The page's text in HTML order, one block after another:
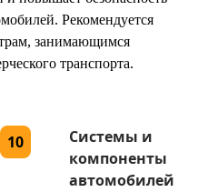
Рекомендуется
занимающимся
транспорта.
10
Системы и
компоненты
автомобилей